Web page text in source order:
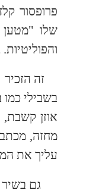
פרופסור
שלו "מטען
זה
בשבילי
אוזן
מחזה,
עליך את
גם